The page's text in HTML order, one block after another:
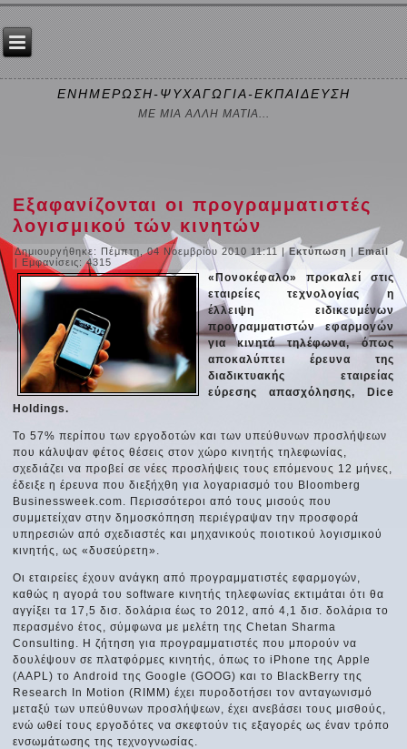
ΕΝΗΜΕΡΩΣΗ-ΨΥΧΑΓΩΓΙΑ-ΕΚΠΑΙΔΕΥΣΗ
ΜΕ ΜΙΑ ΑΛΛΗ ΜΑΤΙΑ...
Εξαφανίζονται οι προγραμματιστές
λογισμικού τών κινητών
Δημιουργήθηκε: Πέμπτη, 04 Νοεμβρίου 2010 11:11 |Εκτύπωση |Email
| Εμφανίσεις: 4315
«Πονοκέφαλο» προκαλεί στις
εταιρείες τεχνολογίας η
έλλειψη ειδικευμένων
προγραμματιστών εφαρμογών
για κινητά τηλέφωνα, όπως
αποκαλύπτει έρευνα της
διαδικτυακής εταιρείας
εύρεσης απασχόλησης, Dice
Holdings.
Το 57% περίπου των εργοδοτών και των υπεύθυνων προσλήψεων
που κάλυψαν φέτος θέσεις στον χώρο κινητής τηλεφωνίας,
σχεδιάζει να προβεί σε νέες προσλήψεις τους επόμενους 12 μήνες,
έδειξε η έρευνα που διεξήχθη για λογαριασμό του Bloomberg
Businessweek.com. Περισσότεροι από τους μισούς που
συμμετείχαν στην δημοσκόπηση περιέγραψαν την προσφορά
υπηρεσιών από σχεδιαστές και μηχανικούς ποιοτικού λογισμικού
κινητής, ως «δυσεύρετη».
Οι εταιρείες έχουν ανάγκη από προγραμματιστές εφαρμογών,
καθώς η αγορά του software κινητής τηλεφωνίας εκτιμάται ότι θα
αγγίξει τα 17,5 δισ. δολάρια έως το 2012, από 4,1 δισ. δολάρια το
περασμένο έτος, σύμφωνα με μελέτη της Chetan Sharma
Consulting. Η ζήτηση για προγραμματιστές που μπορούν να
δουλέψουν σε πλατφόρμες κινητής, όπως το iPhone της Apple
(AAPL) το Android της Google (GOOG) και το BlackBerry της
Research In Motion (RIMM) έχει πυροδοτήσει τον ανταγωνισμό
μεταξύ των υπεύθυνων προσλήψεων, έχει ανεβάσει τους μισθούς,
ενώ ωθεί τους εργοδότες να σκεφτούν τις εξαγορές ως έναν τρόπο
ενσωμάτωσης της τεχνογνωσίας.